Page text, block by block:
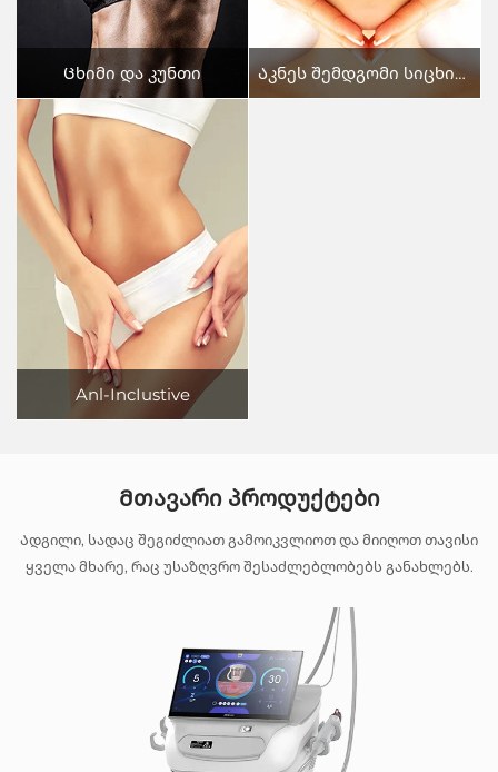
Ცხიმი და კუნთი Აკნეს შემდგომი სიცხის ნაკვეთები
Anl-IncIustive
Მთავარი Პროდუქტები
Ადგილი, სადაც შეგიძლიათ გამოიკვლიოთ და მიიღოთ თავისი
ყველა მხარე, რაც უსაზღვრო შესაძლებლობებს განახლებს.